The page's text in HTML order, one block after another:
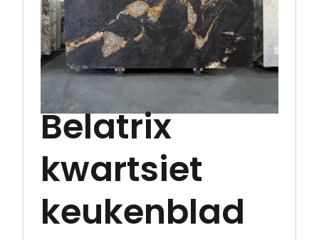
Belatrix
kwartsiet
keukenblad